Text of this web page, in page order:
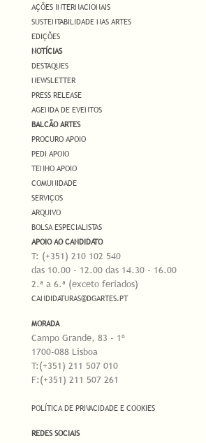
AÇÕES INTERNACIONAIS
SUSTENTABILIDADE NAS ARTES
EDIÇÕES
NOTÍCIAS
DESTAQUES
NEWSLETTER
PRESS RELEASE
AGENDA DE EVENTOS
BALCÃO ARTES
PROCURO APOIO
PEDI APOIO
TENHO APOIO
COMUNIDADE
SERVIÇOS
ARQUIVO
BOLSA ESPECIALISTAS
APOIO AO CANDIDATO
T: (+351) 210 102 540
das 10.00 - 12.00 das 14.30 - 16.00
2.ª a 6.ª (exceto feriados)
CANDIDATURAS@DGARTES.PT
MORADA
Campo Grande, 83 - 1º
1700-088 Lisboa
T:(+351) 211 507 010
F:(+351) 211 507 261
POLÍTICA DE PRIVACIDADE E COOKIES
REDES SOCIAIS